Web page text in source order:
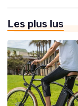
Les plus lus